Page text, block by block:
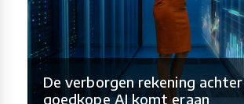
De verborgen rekening achter
goedkope AI komt eraan